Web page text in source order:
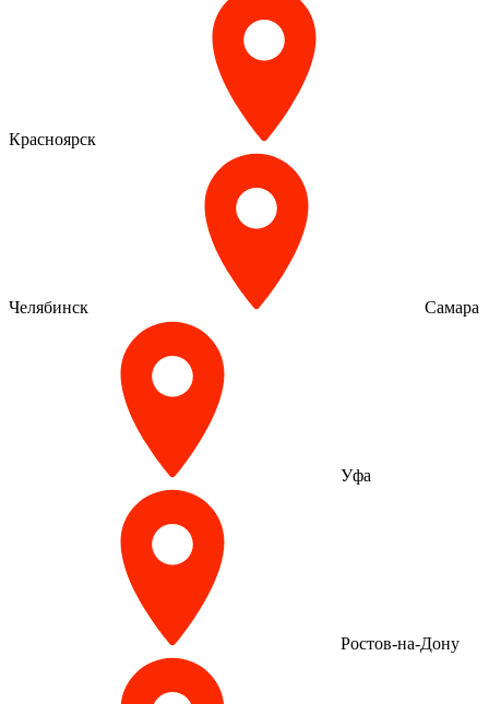
Красноярск
Челябинск Самара
Уфа
Ростов-на-Дону